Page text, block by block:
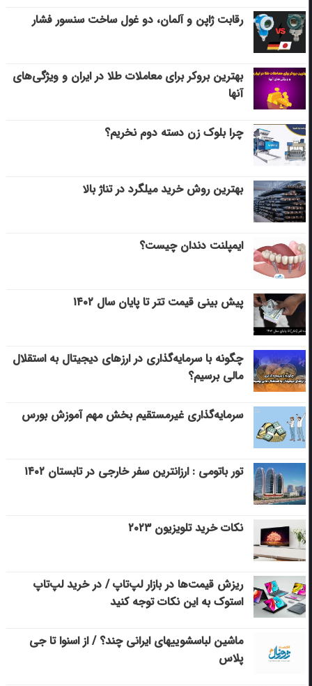
رقابت ژاپن و آلمان، دو غول ساخت سنسور فشار
بهترین بروکر برای معاملات طلا در ایران و ویژگی‌های
آنها
چرا بلوک زن دسته دوم نخریم؟
بهترین روش خرید میلگرد در تناژ بالا
ایمپلنت دندان چیست؟
پیش بینی قیمت تتر تا پایان سال ۱۴۰۲
چگونه با سرمایه‌گذاری در ارزهای دیجیتال به استقلال
مالی برسیم؟
سرمایه‌گذاری غیرمستقیم بخش مهم آموزش بورس
تور باتومی : ارزانترین سفر خارجی در تابستان ۱۴۰۲
نکات خرید تلویزیون ۲۰۲۳
ریزش قیمت‌ها در بازار لپ‌تاپ / در خرید لپ‌تاپ
استوک به این نکات توجه کنید
ماشین لباسشویی‎های ایرانی چند؟ / از اسنوا تا جی
پلاس